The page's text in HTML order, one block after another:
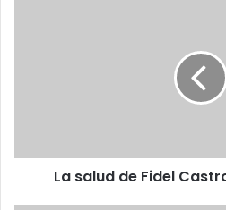
La salud de Fidel